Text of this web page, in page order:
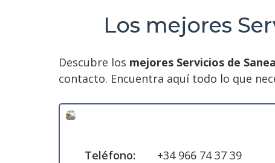
Los mejores
Descubre los mejores Servicios de
contacto. Encuentra aquí todo lo que
Teléfono:
+34 966 74 37 39